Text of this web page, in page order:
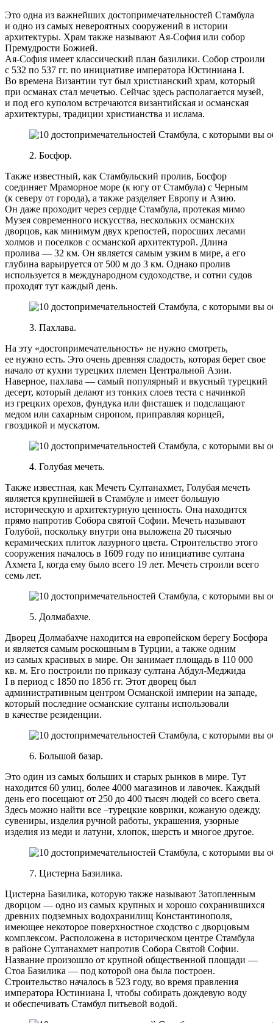
Это одна из важнейших достопримечательностей Стамбула
и одно из самых невероятных сооружений в истории
архитектуры. Храм также называют Ая-София или собор
Премудрости Божией.
Ая-София имеет классический план базилики. Собор строили
с 532 по 537 гг. по инициативе императора Юстиниана I.
Во времена Византии тут был христианский храм, который
при османах стал мечетью. Сейчас здесь располагается музей,
и под его куполом встречаются византийская и османская
архитектуры, традиции христианства и ислама.
2. Босфор.
Также известный, как Стамбульский пролив, Босфор
соединяет Мраморное море (к югу от Стамбула) с Черным
(к северу от города), а также разделяет Европу и Азию.
Он даже проходит через сердце Стамбула, протекая мимо
Музея современного искусства, нескольких османских
дворцов, как минимум двух крепостей, поросших лесами
холмов и поселков с османской архитектурой. Длина
пролива — 32 км. Он является самым узким в мире, а его
глубина варьируется от 500 м до 3 км. Однако пролив
используется в международном судоходстве, и сотни судов
проходят тут каждый день.
3. Пахлава.
На эту «достопримечательность» не нужно смотреть,
ее нужно есть. Это очень древняя сладость, которая берет свое
начало от кухни турецких племен Центральной Азии.
Наверное, пахлава — самый популярный и вкусный турецкий
десерт, который делают из тонких слоев теста с начинкой
из грецких орехов, фундука или фисташек и подслащают
медом или сахарным сиропом, приправляя корицей,
гвоздикой и мускатом.
4. Голубая мечеть.
Также известная, как Мечеть Султанахмет, Голубая мечеть
является крупнейшей в Стамбуле и имеет большую
историческую и архитектурную ценность. Она находится
прямо напротив Собора святой Софии. Мечеть называют
Голубой, поскольку внутри она выложена 20 тысячью
керамических плиток лазурного цвета. Строительство этого
сооружения началось в 1609 году по инициативе султана
Ахмета I, когда ему было всего 19 лет. Мечеть строили всего
семь лет.
5. Долмабахче.
Дворец Долмабахче находится на европейском берегу Босфора
и является самым роскошным в Турции, а также одним
из самых красивых в мире. Он занимает площадь в 110 000
кв. м. Его построили по приказу султана Абдул-Меджида
I в период с 1850 по 1856 гг. Этот дворец был
административным центром Османской империи на западе,
который последние османские султаны использовали
в качестве резиденции.
6. Большой базар.
Это один из самых больших и старых рынков в мире. Тут
находится 60 улиц, более 4000 магазинов и лавочек. Каждый
день его посещают от 250 до 400 тысяч людей со всего света.
Здесь можно найти все –турецкие коврики, кожаную одежду,
сувениры, изделия ручной работы, украшения, узорные
изделия из меди и латуни, хлопок, шерсть и многое другое.
7. Цистерна Базилика.
Цистерна Базилика, которую также называют Затопленным
дворцом — одно из самых крупных и хорошо сохранившихся
древних подземных водохранилищ Константинополя,
имеющее некоторое поверхностное сходство с дворцовым
комплексом. Расположена в историческом центре Стамбула
в районе Султанахмет напротив Собора Святой Софии.
Название произошло от крупной общественной площади —
Стоа Базилика — под которой она была построен.
Строительство началось в 523 году, во время правления
императора Юстиниана I, чтобы собирать дождевую воду
и обеспечивать Стамбул питьевой водой.